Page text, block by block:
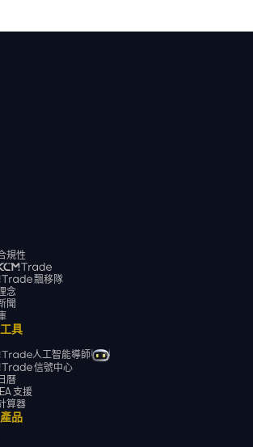
規性
飄移隊
念
聞
具
人工智能導師
信號中心
曆
支援
算器
品